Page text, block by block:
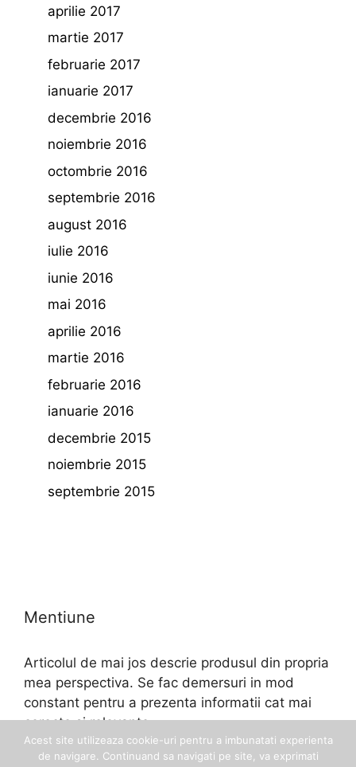
aprilie 2017
martie 2017
februarie 2017
ianuarie 2017
decembrie 2016
noiembrie 2016
octombrie 2016
septembrie 2016
august 2016
iulie 2016
iunie 2016
mai 2016
aprilie 2016
martie 2016
februarie 2016
ianuarie 2016
decembrie 2015
noiembrie 2015
septembrie 2015
Mentiune
Articolul de mai jos descrie produsul din propria
mea perspectiva. Se fac demersuri in mod
constant pentru a prezenta informatii cat mai
corecte si relevante.
Acest site utilizeaza cookie-uri pentru a imbunatati experienta
de navigare. Continuand sa navigati pe site, va exprimati